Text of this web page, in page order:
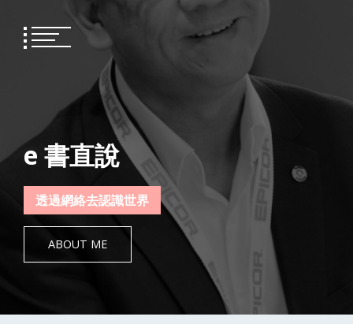
content
e 書直說
透過網絡去認識世界
ABOUT ME